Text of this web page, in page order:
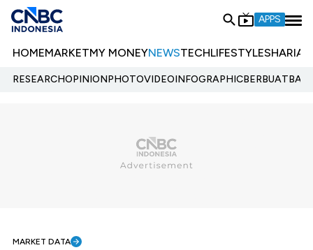
APPS
HOMEMARKETMY MONEYNEWSTECHLIFESTYLESHARIA
RESEARCHOPINIONPHOTOVIDEOINFOGRAPHIC
MARKET DATA